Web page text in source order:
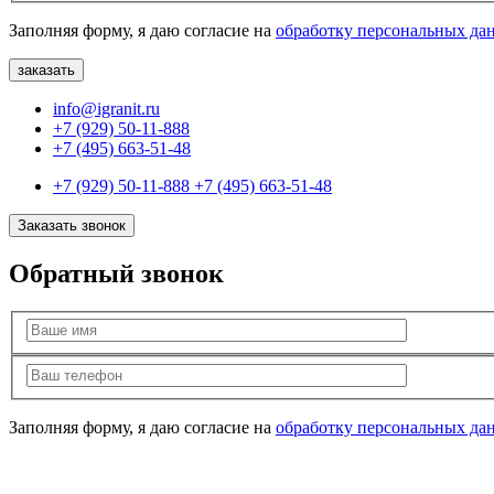
Заполняя форму, я даю согласие на обработку персональных
info@igranit.ru
+7 (929) 50-11-888
+7 (495) 663-51-48
+7 (929) 50-11-888 +7 (495) 663-51-48
Заказать звонок
Обратный звонок
Заполняя форму, я даю согласие на обработку персональных